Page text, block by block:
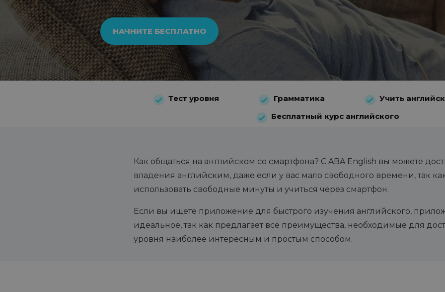
НАЧНИТЕ БЕСПЛАТНО
Тест уровня Грамматика
Учить
Бесплатный курс английского
Как общаться на английском со смартфона? С ABA English вы можете
владения английским, даже если у вас мало свободного времени, так
использовать свободные минуты и учиться через смартфон.
Если вы ищете приложение для быстрого изучения английского,
идеальное, так как предлагает все преимущества, необходимые для
уровня наиболее интересным и простым способом.